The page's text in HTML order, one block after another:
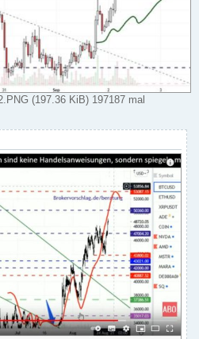
(197.36 KiB) 197187 mal